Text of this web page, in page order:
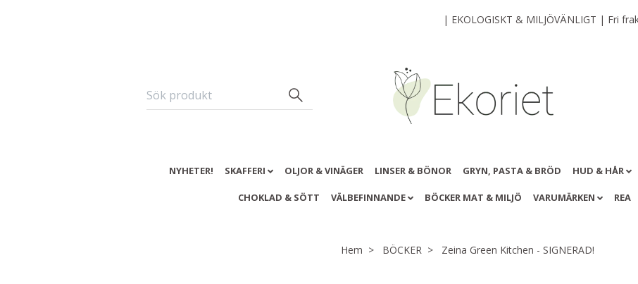
| EKOLOGISKT & MILJÖVÄNLIGT | Fri
NYHETER! SKAFFERI OLJOR & VINÄGER LINSER & BÖNOR GRYN, PASTA & BRÖD HUD & HÅR
CHOKLAD & SÖTT VÄLBEFINNANDE BÖCKER MAT & MILJÖ VARUMÄRKEN REA
Hem BÖCKER Zeina Green Kitchen - SIGNERAD!